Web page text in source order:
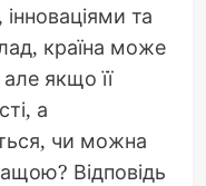
та
країна може
якщо її
а
чи можна
Відповідь